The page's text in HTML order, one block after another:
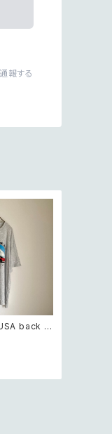
通報する
back t
t sh
ユーズド